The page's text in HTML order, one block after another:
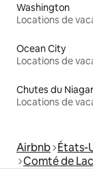
Washington
Locations de
Ocean City
Locations de
Chutes du
Locations de
Airbnb États-
Comté de